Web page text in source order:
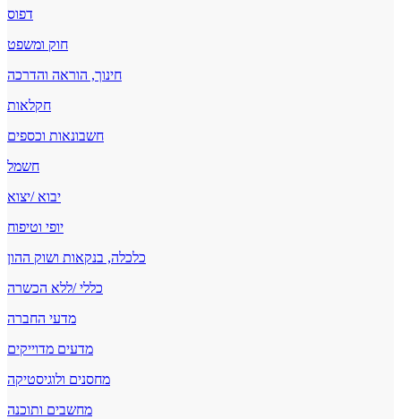
דפוס
חוק ומשפט
חינוך, הוראה והדרכה
חקלאות
חשבונאות וכספים
חשמל
יבוא /יצוא
יופי וטיפוח
כלכלה, בנקאות ושוק ההון
כללי /ללא הכשרה
מדעי החברה
מדעים מדוייקים
מחסנים ולוגיסטיקה
מחשבים ותוכנה